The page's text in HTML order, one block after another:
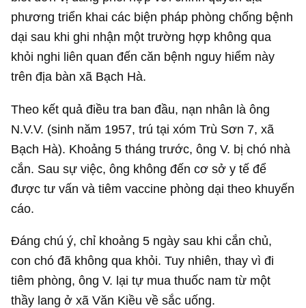
phương triển khai các biện pháp phòng chống bệnh
dại sau khi ghi nhận một trường hợp không qua
khỏi nghi liên quan đến căn bệnh nguy hiểm này
trên địa bàn xã Bạch Hà.
Theo kết quả điều tra ban đầu, nạn nhân là ông
N.V.V. (sinh năm 1957, trú tại xóm Trù Sơn 7, xã
Bạch Hà). Khoảng 5 tháng trước, ông V. bị chó nhà
cắn. Sau sự việc, ông không đến cơ sở y tế để
được tư vấn và tiêm vaccine phòng dại theo khuyến
cáo.
Đáng chú ý, chỉ khoảng 5 ngày sau khi cắn chủ,
con chó đã không qua khỏi. Tuy nhiên, thay vì đi
tiêm phòng, ông V. lại tự mua thuốc nam từ một
thầy lang ở xã Văn Kiều về sắc uống.